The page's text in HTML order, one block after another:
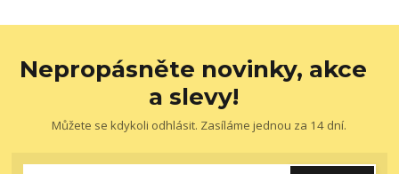
Nepropásněte novinky, akce
a slevy!
Můžete se kdykoli odhlásit. Zasíláme jednou za 14 dní.